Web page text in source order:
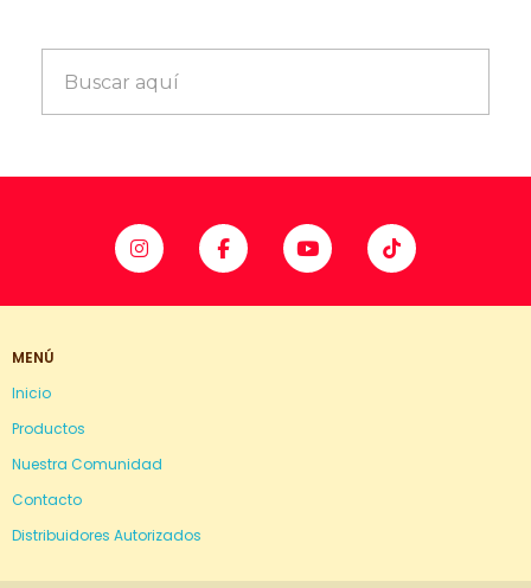
MENÚ
Inicio
Productos
Nuestra Comunidad
Contacto
Distribuidores Autorizados